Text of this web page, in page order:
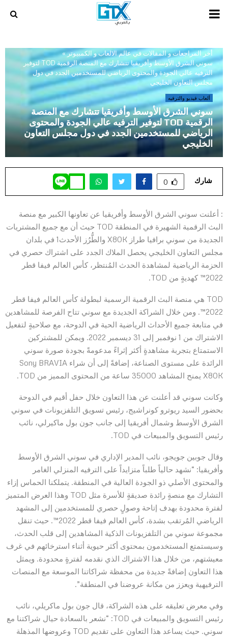
PRIMARY
أخر المراجعات و المقالات في عالم الالعاب و الكمبيوتر»
سوني الشرق الأوسط وأفريقيا تتشارك مع المنصة الرقمية TOD لتوفير
الترفيه عالي الجودة والمحتوى الرياضي للمستخدمين الجدد في دول
مجلس التعاون الخليجي
ألعاب فيديو والترفيه
سوني الشرق الأوسط وأفريقيا تتشارك مع المنصة
الرقمية TOD لتوفير الترفيه عالي الجودة والمحتوى
الرياضي للمستخدمين الجدد في دول مجلس التعاون
الخليجي
شارك 0
: أعلنت سوني الشرق الأوسط وأفريقيا عن تعاونها الكبير مع منصة
البث الرقمية الشهيرة في المنطقة TOD حيث أن مع جميع المشتريات
الجديدة من سوني برافيا طراز X80K والطُّرُز الأحدث1 في بلدان
مجلس التعاون الخليجي يحصل الملاك الجدد على اشتراك حصري في
الحزمة الرياضية لمشاهدة الحدث المُنتظر، كأس العالم فيفا قطر
2022™ كهديةٍ من TOD.
TOD هي منصة البث الرقمية الرسمية لبطولة كأس العالم فيفا قطر
2022™. ومن خلال الشراكة الجديدة مع سوني تتاح الفرصة للمشاهدين
في متابعة جميع الأحداث الرياضية الحية في الدوحة، مع صلاحيةٍ لتفعيل
الاشتراك من 1 نوفمبر إلى 31 ديسمبر 2022. ويمكن للمشتركين
الاستمتاع بتجربة مشاهدةٍ أكثر إثراءً مدعومةً بجودة صورة سوني
الرائدة على مستوى الصناعة، إضافةً إلى أن شراء Sony BRAVIA
X80K يمنح المشاهد 35000 ساعة من المحتوى المميز من TOD.
وكانت سوني قد أعلنت عن هذا التعاون خلال حفل أقيم في الدوحة
بحضور السيد ريوترو كونراشيج، رئيس تسويق التلفزيونات في سوني
الشرق الأوسط وشمال أفريقيا إلى جانب جون بول ماكيرلي، نائب
رئيس التسويق والمبيعات في TOD.
وقال جوبين جويجو، نائب المدير الإداري في سوني الشرق الأوسط
وأفريقيا: “نشهد حالياً طلباً متزايداً على الترفيه المنزلي الغامر
والمحتوى الأصلي ذو الجودة العالية في المنطقة. يتملكنا الحماس إزاء
التشارك مع منصةٍ رائدة صديقةٍ للأسرة مثل TOD وهذا العرض المتميز
لفترة محدودة بهدف إتاحة وصولٍ حصري للمستخدمين إلى المشهد
الرياضي المُرتقب بشدة، كأس العالم فيفا قطر 2022™. حيث تنقل
مجموعة سوني من التلفزيونات الذكية المشاهدين إلى قلب الحدث،
وسيستمتع المستخدمون بمحتوى أكثر حيوية أثناء استرخائهم في غرف
معيشتهم، من خلال هذا الاشتراك الذي نقدمه لفترةٍ محدودة. ويمثل
هذا التعاون إضافةً جديدة من محفظة شراكاتنا الموسعة مع المنصات
الترفيهية ويعزز من مكانة عروضنا في المنطقة”.
وفي معرض تعليقه على هذه الشراكة، قال جون بول ماكريلي، نائب
رئيس التسويق والمبيعات في TOD: “نشعر بالسعادة حيال شراكتنا مع
سوني. حيث يساعد هذا التعاون على تقديم TOD وعروضها المذهلة